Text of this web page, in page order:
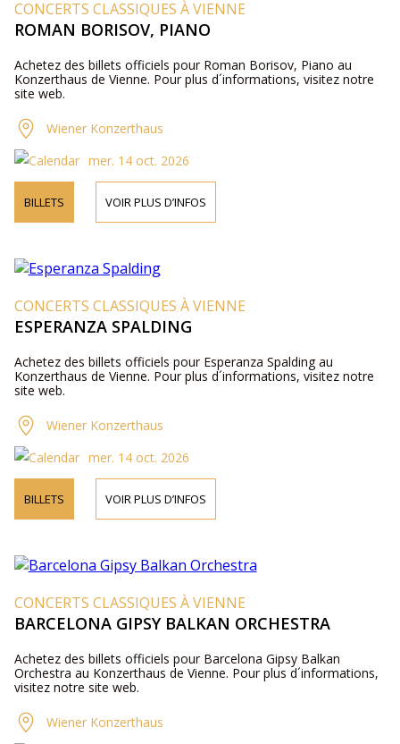
CONCERTS CLASSIQUES À VIENNE
ROMAN BORISOV, PIANO
Achetez des billets officiels pour Roman Borisov, Piano au
Konzerthaus de Vienne. Pour plus d´informations, visitez notre
site web.
Wiener Konzerthaus
mer. 14 oct. 2026
BILLETS VOIR PLUS D’INFOS
CONCERTS CLASSIQUES À VIENNE
ESPERANZA SPALDING
Achetez des billets officiels pour Esperanza Spalding au
Konzerthaus de Vienne. Pour plus d´informations, visitez notre
site web.
Wiener Konzerthaus
mer. 14 oct. 2026
BILLETS VOIR PLUS D’INFOS
CONCERTS CLASSIQUES À VIENNE
BARCELONA GIPSY BALKAN ORCHESTRA
Achetez des billets officiels pour Barcelona Gipsy Balkan
Orchestra au Konzerthaus de Vienne. Pour plus d´informations,
visitez notre site web.
Wiener Konzerthaus